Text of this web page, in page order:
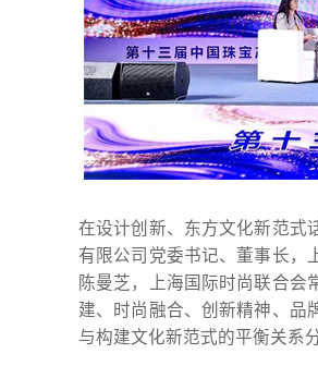
在设计创新、东方文化新范式
有限公司党委书记、董事长，
陈曼芝，上海国际时尚联合会
建、时尚融合、创新精神、品
与构建文化新范式的平衡关系